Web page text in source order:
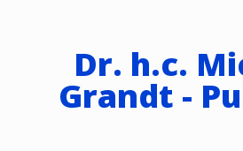
Dr. h.c.
Grandt -